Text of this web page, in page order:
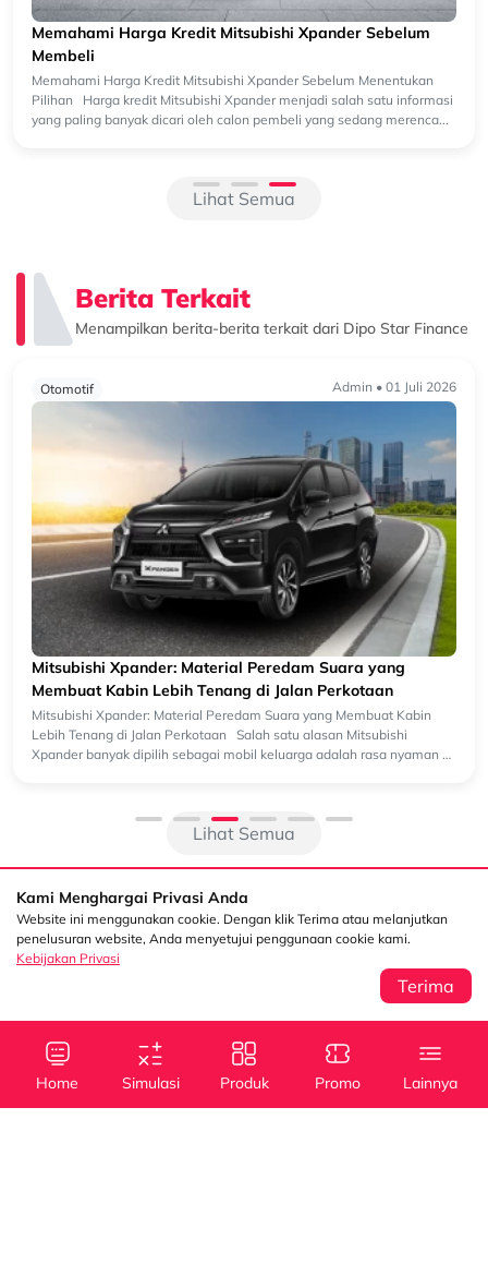
Memahami Harga Kredit Mitsubishi Xpander Sebelum
Membeli
Memahami Harga Kredit Mitsubishi Xpander Sebelum Menentukan
Pilihan Harga kredit Mitsubishi Xpander menjadi salah satu informasi
yang paling banyak dicari oleh calon pembeli yang sedang merenca...
Lihat Semua
Berita Terkait
Menampilkan berita-berita terkait dari Dipo Star Finance
Otomotif Admin • 01 Juli 2026
Mitsubishi Xpander: Material Peredam Suara yang
Membuat Kabin Lebih Tenang di Jalan Perkotaan
Mitsubishi Xpander: Material Peredam Suara yang Membuat Kabin
Lebih Tenang di Jalan Perkotaan Salah satu alasan Mitsubishi
Xpander banyak dipilih sebagai mobil keluarga adalah rasa nyaman di
Lihat Semua
Kami Menghargai Privasi Anda
Website ini menggunakan cookie. Dengan klik Terima atau melanjutkan
penelusuran website, Anda menyetujui penggunaan cookie kami.
Kebijakan Privasi
Terima
Sentral Senayan 2,
3rd Floor Jl. Asia
Afrika No. 8 Senayan
Home Simulasi Produk Promo Lainnya